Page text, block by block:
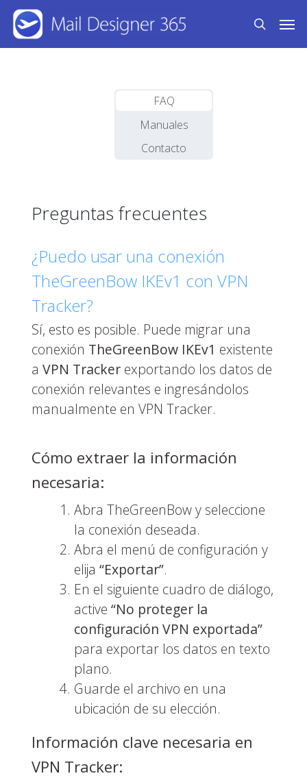
Skip
main
search
FAQ
Manuales
Contacto
Preguntas frecuentes
¿Puedo usar una conexión
TheGreenBow IKEv1 con VPN
Tracker?
Sí, esto es posible. Puede migrar una
conexión TheGreenBow IKEv1 existente
a VPN Trackerexportando los datos de
conexión relevantes e ingresándolos
manualmente en VPN Tracker.
Cómo extraer la información
necesaria:
Abra TheGreenBow y seleccione
la conexión deseada.
Abra el menú de configuración y
elija “Exportar”.
En el siguiente cuadro de diálogo,
active “No proteger la
configuración VPN exportada”
para exportar los datos en texto
plano.
Guarde el archivo en una
ubicación de su elección.
Información clave necesaria en
VPN Tracker: